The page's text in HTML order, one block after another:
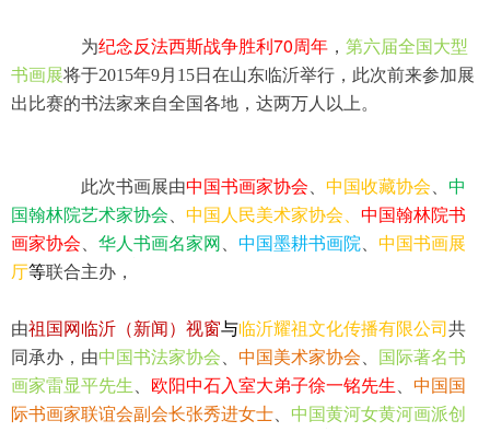
1 2 3 4
为纪念反法西斯战争胜利 70周年 ， 第六届全国大型
书画展将于2015年9月15日在山东临沂举行，此次前来参加展
出比赛的书法家来自全国各地，达两万人以上。
此次书画展由中国书画家协会 中国收藏协会
中
国翰林院艺术家协会
中国人民美术家协会、 中国翰林院书
画家协会
华人书画名家网 中国墨耕书画院
中国书画展
厅等联合主办，
由祖国网临沂（新闻）视窗与临沂耀祖文化传播有限公司 共
同承办，由中国书法家协会 中国美术家协会
国际著名书
画家雷显平先生
欧阳中石入室大弟子徐一铭先生
中国国
际书画家联谊会副会长张秀进女士
中国黄河女黄河画派创